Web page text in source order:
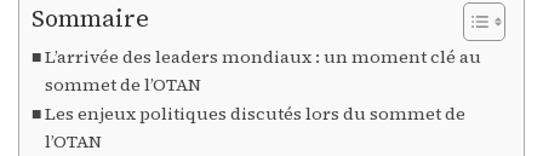
Sommaire
L’arrivée des leaders mondiaux : un moment clé au
sommet de l’OTAN
Les enjeux politiques discutés lors du sommet de
l’OTAN